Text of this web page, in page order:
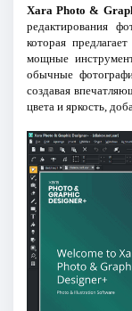
Xara Photo &
редактирования
которая
мощные
обычные
создавая
цвета и яркость,